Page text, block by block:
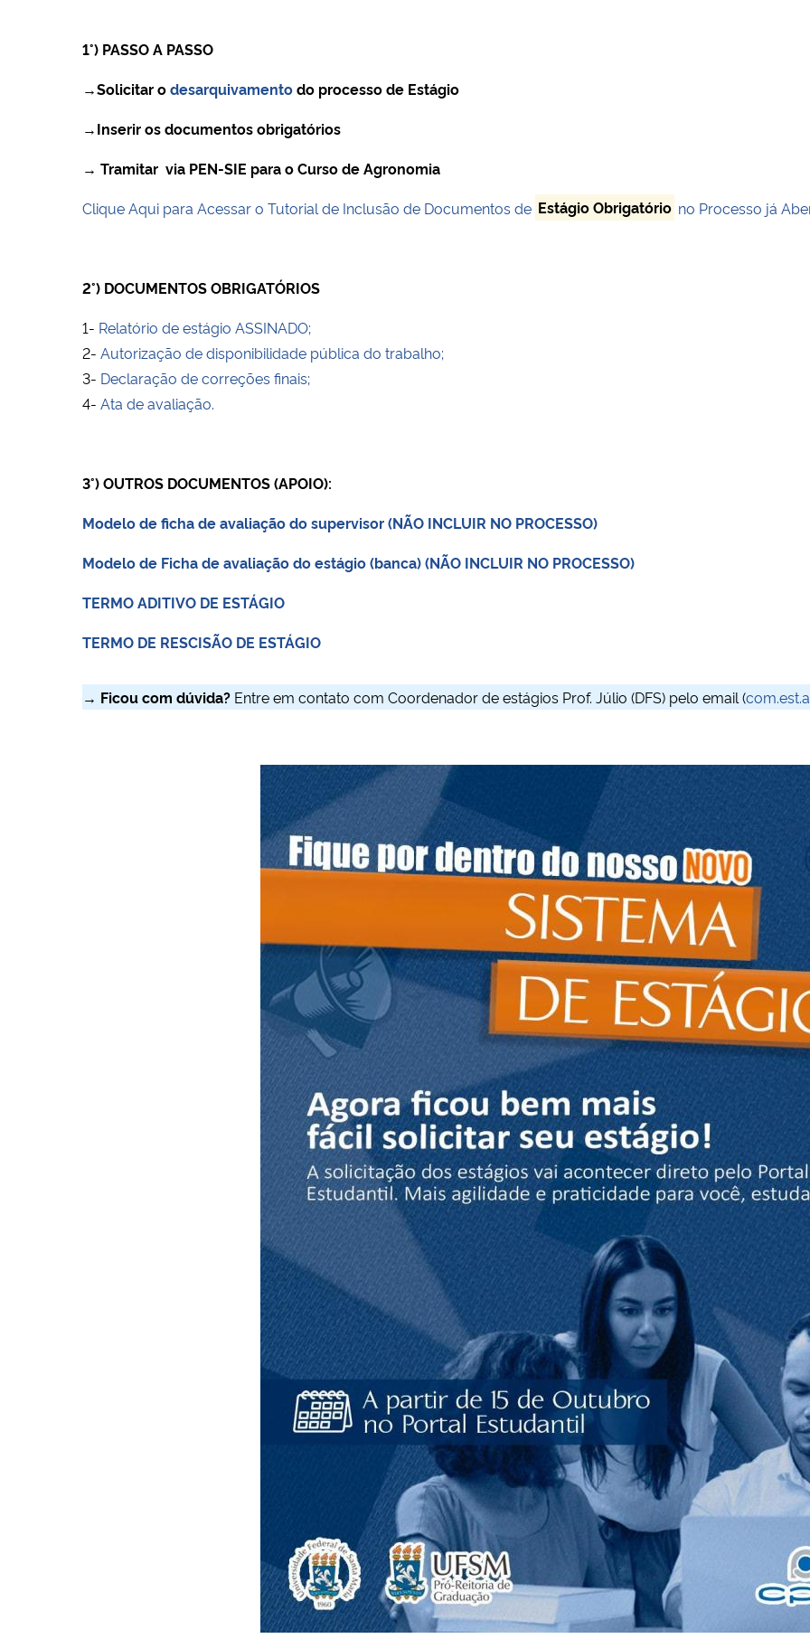
1°) PASSO A PASSO
→Solicitar odesarquivamentodo processo de Estágio
→Inserir os documentos obrigatórios
→ Tramitar via PEN-SIE para o Curso de Agronomia
Clique Aqui para Acessar o Tutorial de Inclusão de Documentos de Estágio Obrigatório no Processo já
2°) DOCUMENTOS OBRIGATÓRIOS
1- Relatório de estágio ASSINADO;
2- Autorização de disponibilidade pública do trabalho;
3- Declaração de correções finais;
4- Ata de avaliação.
3°) OUTROS DOCUMENTOS (APOIO):
Modelo de ficha de avaliação do supervisor (NÃO INCLUIR NO PROCESSO)
Modelo de Ficha de avaliação do estágio (banca) (NÃO INCLUIR NO PROCESSO)
TERMO ADITIVO DE ESTÁGIO
TERMO DE RESCISÃO DE ESTÁGIO
→ Ficou com dúvida? Entre em contato com Coordenador de estágios Prof. Júlio (DFS) pelo email (